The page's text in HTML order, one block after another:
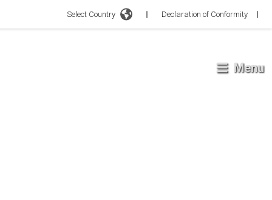
Select Country Declaration of Conformity
Menu